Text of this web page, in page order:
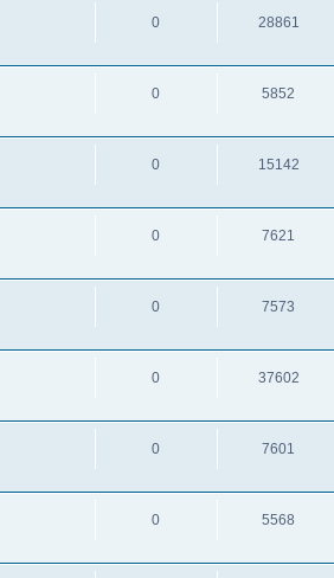
0 28861
0 5852
0 15142
0 7621
0 7573
0 37602
0 7601
0 5568